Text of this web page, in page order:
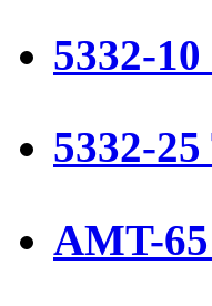
5332-
5332-
AMT-